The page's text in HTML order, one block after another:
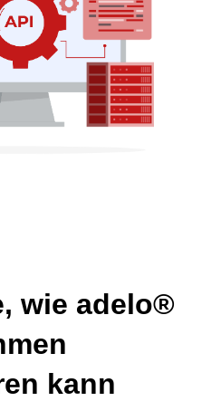
wie adelo®
kann